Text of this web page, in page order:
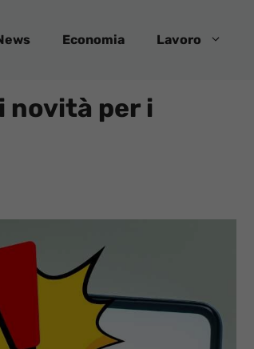
Economia Lavoro
novità per i